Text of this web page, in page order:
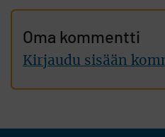
Oma kommentti
Kirjaudu sisään